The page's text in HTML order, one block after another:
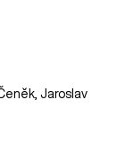
Jaroslav